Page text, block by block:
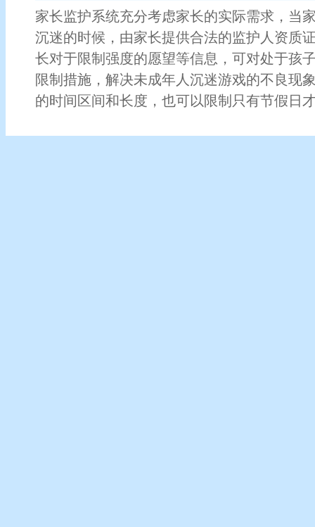
家长监护系统充分考虑家长的实际需求，当
沉迷的时候，由家长提供合法的监护人资质
长对于限制强度的愿望等信息，可对处于孩
限制措施，解决未成年人沉迷游戏的不良现
的时间区间和长度，也可以限制只有节假日